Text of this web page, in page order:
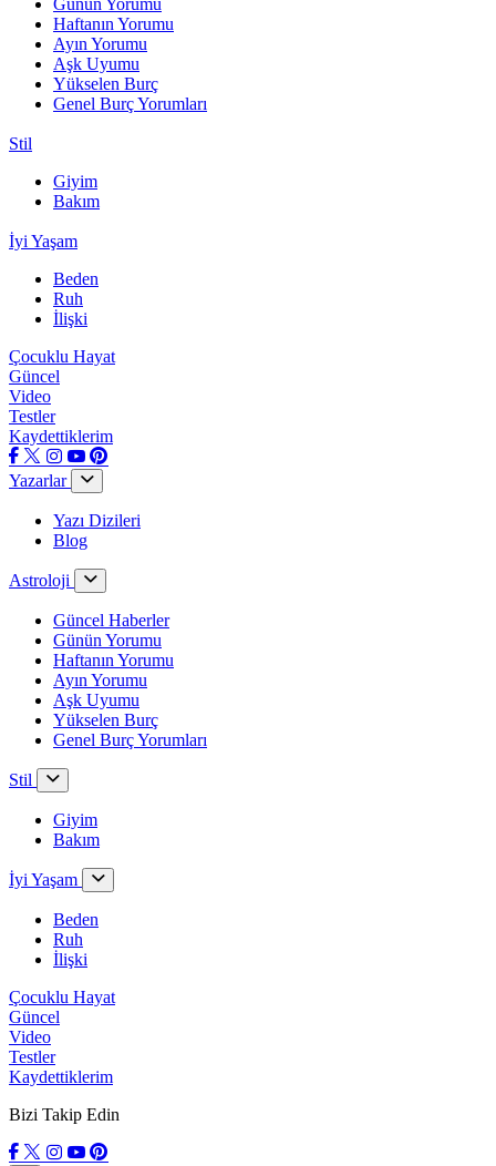
Günün Yorumu
Haftanın Yorumu
Ayın Yorumu
Aşk Uyumu
Yükselen Burç
Genel Burç Yorumları
Stil
Giyim
Bakım
İyi Yaşam
Beden
Ruh
İlişki
Çocuklu Hayat
Güncel
Video
Testler
Kaydettiklerim
Yazarlar
Yazı Dizileri
Blog
Astroloji
Güncel Haberler
Günün Yorumu
Haftanın Yorumu
Ayın Yorumu
Aşk Uyumu
Yükselen Burç
Genel Burç Yorumları
Stil
Giyim
Bakım
İyi Yaşam
Beden
Ruh
İlişki
Çocuklu Hayat
Güncel
Video
Testler
Kaydettiklerim
Bizi Takip Edin